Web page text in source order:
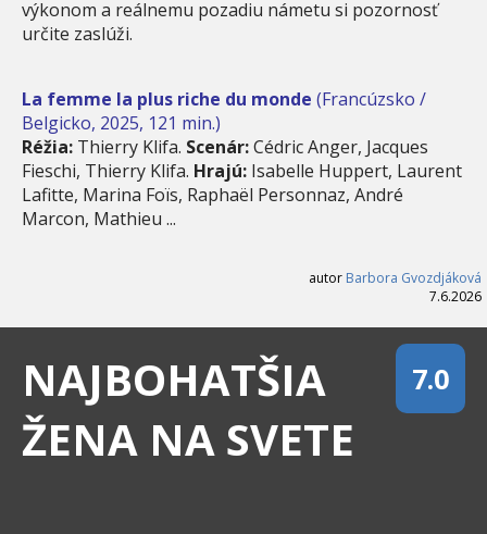
výkonom a reálnemu pozadiu námetu si pozornosť
určite zaslúži.
La femme la plus riche du monde (Francúzsko /
Belgicko, 2025, 121 min.)
Réžia: Thierry Klifa. Scenár:Cédric Anger, Jacques
Fieschi, Thierry Klifa. Hrajú: Isabelle Huppert, Laurent
Lafitte, Marina Foïs, Raphaël Personnaz, André
Marcon, Mathieu ...
autor Barbora Gvozdjáková
7.6.2026
7.0
NAJBOHATŠIA
ŽENA NA SVETE